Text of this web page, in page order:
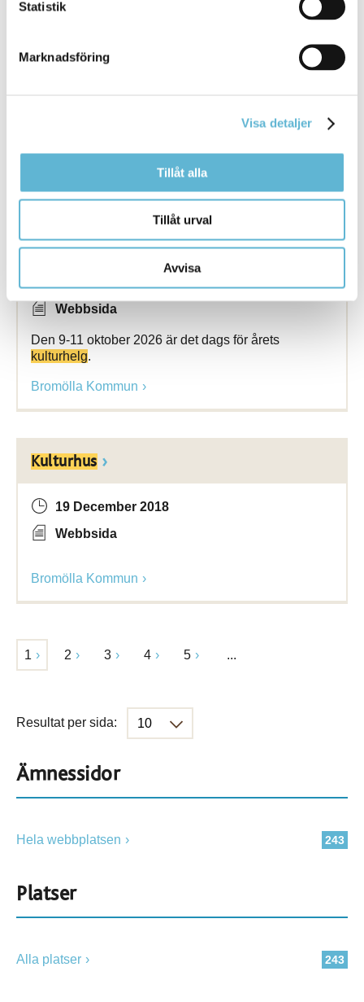
Statistik
Marknadsföring
Visa detaljer
Tillåt alla
Tillåt urval
Avvisa
22 February 2018
Kulturpunkten
tak kan du
höst presenterar vi ett brett och inspirerande
Kulturhelg
Webbsida
Den 9-11 oktober 2026 är det dags för årets
kulturhelg.
Bromölla Kommun
Kulturhus
19 December 2018
Webbsida
Bromölla Kommun
1 2 3 4 5 ...
Resultat per sida:
Ämnessidor
243
Hela webbplatsen
Platser
243
Alla platser